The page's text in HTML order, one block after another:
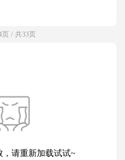
页 / 共33页
，请重新加载试试~